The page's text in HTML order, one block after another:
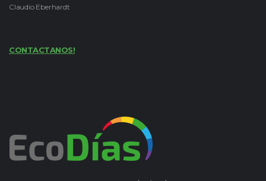
Claudio Eberhardt
CONTACTANOS!